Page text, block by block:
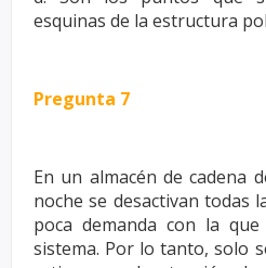
esquinas de la estructura
Pregunta 7
En un almacén de cadena
noche se desactivan todas
poca demanda con la
sistema. Por lo tanto, solo